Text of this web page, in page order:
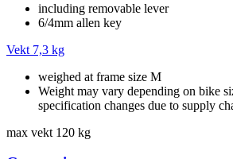
including removable lever
6/4mm allen key
Vekt 7,3 kg
weighed at frame size M
Weight may vary depending on bike
specification changes due to supply
max vekt 120 kg